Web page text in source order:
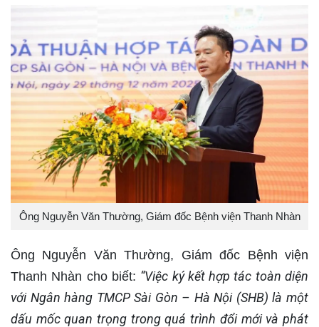
Ông Nguyễn Văn Thường, Giám đốc Bệnh viện Thanh Nhàn
Ông Nguyễn Văn Thường, Giám đốc Bệnh viện
Thanh Nhàn cho biết: “Việc ký kết hợp tác toàn diện
với Ngân hàng TMCP Sài Gòn – Hà Nội (SHB) là một
dấu mốc quan trọng trong quá trình đổi mới và phát